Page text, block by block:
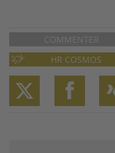
COMMENTER
HR COSMOS